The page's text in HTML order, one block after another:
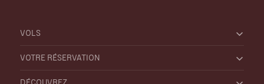
VOLS
VOTRE RÉSERVATION